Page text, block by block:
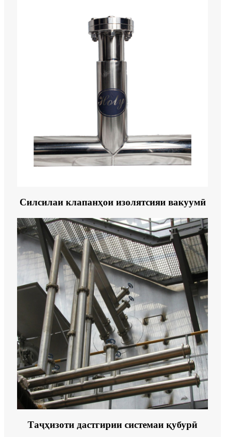
Силсилаи клапанҳои изолятсияи вакуумӣ
Таҷҳизоти дастгирии системаи қубурӣ